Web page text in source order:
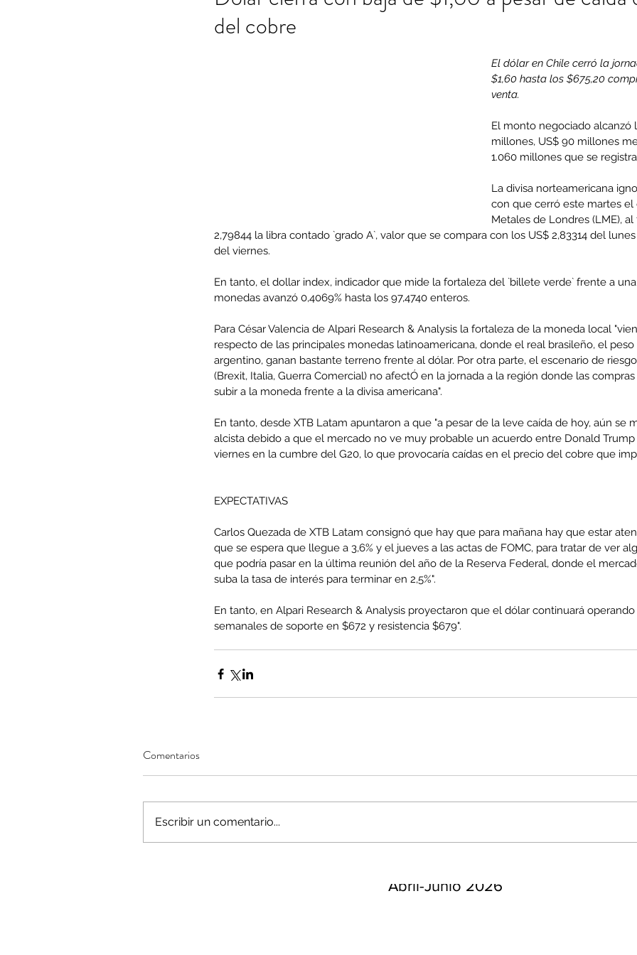
Our Recent Posts
operaciones avanzan en
inversión y eficiencia
Abril-Junio 2026
del cobre
El dólar en Chile cerró la
$1,60 hasta los $675,20
venta.
El monto negociado alcanzó
millones, US$ 90 millones
1.060 millones que se
La divisa norteamericana
con que cerró este martes
Metales de Londres (LME),
2,79844 la libra contado `grado A`, valor que se compara con los US$ 2,83314 del
del viernes.
En tanto, el dollar index, indicador que mide la fortaleza del `billete verde` frente a
monedas avanzó 0,4069% hasta los 97,4740 enteros.
Para César Valencia de Alpari Research & Analysis la fortaleza de la moneda local
respecto de las principales monedas latinoamericana, donde el real brasileño, el
argentino, ganan bastante terreno frente al dólar. Por otra parte, el escenario de
(Brexit, Italia, Guerra Comercial) no afectÓ en la jornada a la región donde las
subir a la moneda frente a la divisa americana".
En tanto, desde XTB Latam apuntaron a que "a pesar de la leve caída de hoy, aún se
alcista debido a que el mercado no ve muy probable un acuerdo entre Donald
viernes en la cumbre del G20, lo que provocaría caídas en el precio del cobre que
EXPECTATIVAS
Carlos Quezada de XTB Latam consignó que hay que para mañana hay que estar
que se espera que llegue a 3,6% y el jueves a las actas de FOMC, para tratar de ver
que podría pasar en la última reunión del año de la Reserva Federal, donde el
suba la tasa de interés para terminar en 2,5%".
En tanto, en Alpari Research & Analysis proyectaron que el dólar continuará
semanales de soporte en $672 y resistencia $679".
Comentarios
Escribir un comentario...